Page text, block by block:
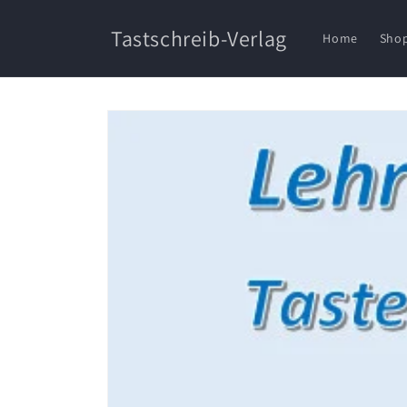
Tastschreib-Verlag Home
Zu